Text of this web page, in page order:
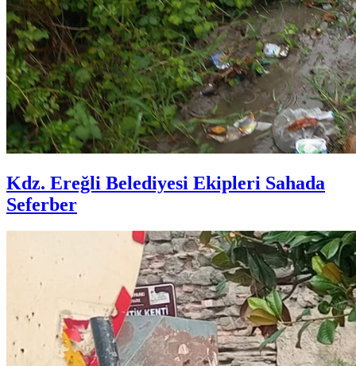
Kdz. Ereğli Belediyesi Ekipleri Sahada
Seferber